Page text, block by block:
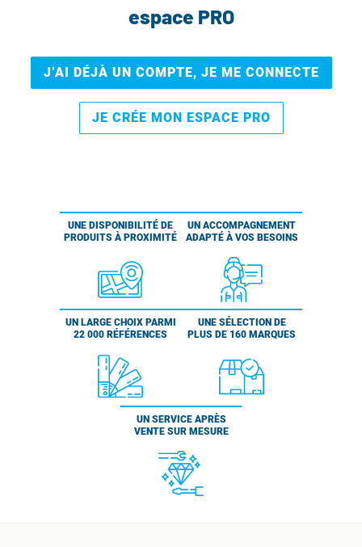
espace PRO
J’AI DÉJÀ UN COMPTE, JE ME CONNECTE
JE CRÉE MON ESPACE PRO
UNE DISPONIBILITÉ DE
PRODUITS À PROXIMITÉ
UN ACCOMPAGNEMENT
ADAPTÉ À VOS BESOINS
UN LARGE CHOIX PARMI
22 000 RÉFÉRENCES
UNE SÉLECTION DE
PLUS DE 160 MARQUES
UN SERVICE APRÈS
VENTE SUR MESURE